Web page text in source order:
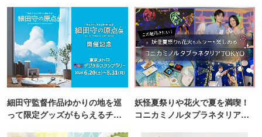
細田守監督作品ゆかりの地を巡
って限定グッズがもらえるチャ
妖怪夏祭りや花火で夏を満喫！
コニカミノルタプラネタリア